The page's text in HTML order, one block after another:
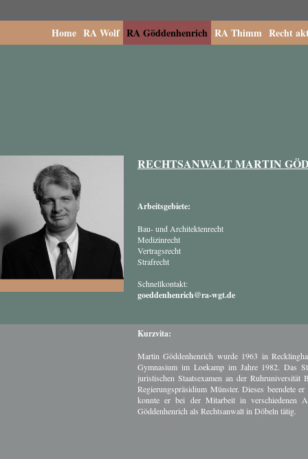
Home RA Wolf RA Göddenhenrich RA Thimm Recht
RECHTSANWALT MARTIN
Arbeitsgebiete:
Bau- und Architektenrecht
Medizinrecht
Vertragsrecht
Strafrecht
Schnellkontakt:
goeddenhenrich@ra-wgt.de
Kurzvita:
Martin Göddenhenrich wurde 1963 in
Gymnasium im Loekamp im Jahre 1982. Das
juristischen Staatsexamen an der
Regierungspräsidium Münster. Dieses beendete
konnte er bei der Mitarbeit in verschiedenen
Göddenhenrich als Rechtsanwalt in Döbeln tätig.